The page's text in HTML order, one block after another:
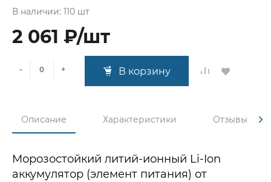
В наличии: 110 шт
2 061 ₽/шт
- + В корзину
Описание Характеристики Отзывы
Морозостойкий литий-ионный Li-Ion
аккумулятор (элемент питания) от